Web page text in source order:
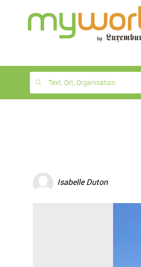
month
free
Text, Ort, Organisation
Isabelle Duton